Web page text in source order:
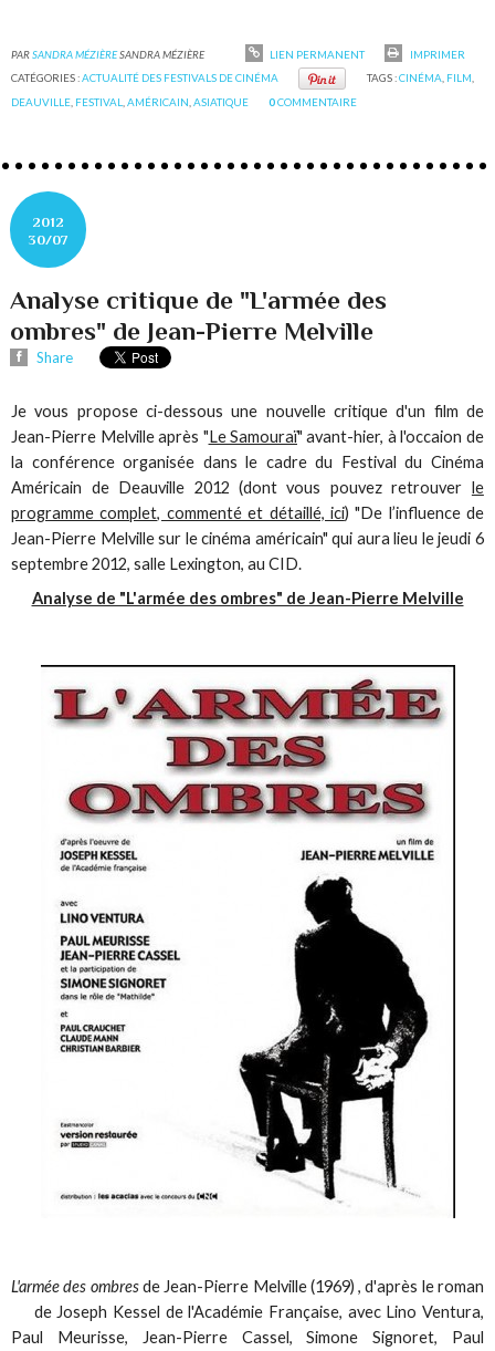
PARSANDRA MÉZIÈRESANDRA MÉZIÈRE LIEN PERMANENT
IMPRIMER
CATÉGORIES :ACTUALITÉ DES FESTIVALS DE CINÉMA TAGS :CINÉMA FILM
DEAUVILLE FESTIVAL ,AMÉRICAIN ,ASIATIQUE 0COMMENTAIRE
2012
30/07
Analyse critique de "L'armée des
ombres" de Jean-Pierre Melville
Share
Je vous propose ci-dessous une nouvelle critique d'un film de
Jean-Pierre Melville après "Le Samouraï" avant-hier, à l'occaion de
la conférence organisée dans le cadre du Festival du Cinéma
Américain de Deauville 2012 (dont vous pouvez retrouver le
programme complet, commenté et détaillé, ici) "De l’influence de
Jean-Pierre Melville sur le cinéma américain" qui aura lieu le jeudi 6
septembre 2012, salle Lexington, au CID.
Analyse de "L'armée des ombres" de Jean-Pierre Melville
L'armée des ombresde Jean-Pierre Melville (1969) , d'après le roman
de Joseph Kessel de l'Académie Française, avec Lino Ventura,
Paul Meurisse, Jean-Pierre Cassel, Simone Signoret, Paul